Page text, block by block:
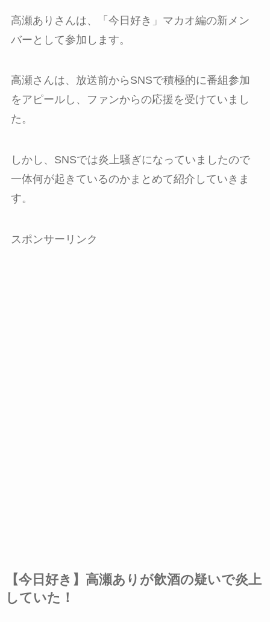
高瀬ありさんは、「今日好き」マカオ編の新メン
バーとして参加します。
高瀬さんは、放送前からSNSで積極的に番組参加
をアピールし、ファンからの応援を受けていまし
た。
しかし、SNSでは炎上騒ぎになっていましたので
一体何が起きているのかまとめて紹介していきま
す。
スポンサーリンク
【今日好き】高瀬ありが飲酒の疑いで炎上
していた！